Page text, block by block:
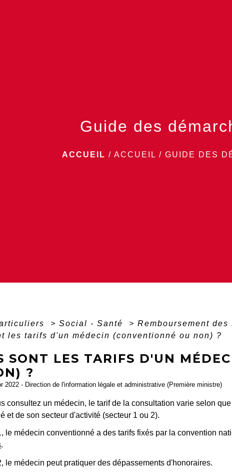
Guide des
ACCUEIL / ACCUEIL / GUIDE DES
> Social - Santé > Remboursement
les tarifs d'un médecin (conventionné ou non) ?
SONT LES TARIFS D'UN
?
2022 - Direction de l'information légale et administrative (Première ministre)
consultez un médecin, le tarif de la consultation varie selon
et de son secteur d'activité (secteur 1 ou 2).
le médecin conventionné a des tarifs fixés par la convention
.
le médecin peut pratiquer des dépassements d'honoraires.